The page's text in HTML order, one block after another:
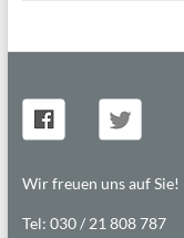
Wir freuen uns auf Sie!
Tel: 030 / 21 808 787